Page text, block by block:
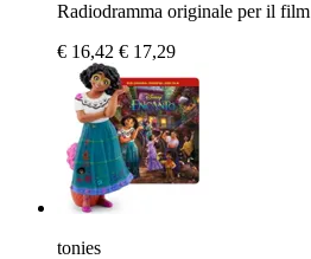
Radiodramma originale per il film
€ 16,42 € 17,29
tonies